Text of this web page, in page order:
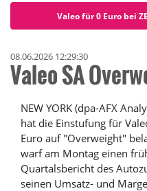
Valeo für 0 Euro bei
08.06.2026 12:29:30
Valeo SA
NEW YORK (dpa-AFX
hat die Einstufung für
Euro auf "Overweight"
warf am Montag einen
Quartalsbericht des
seinen Umsatz- und